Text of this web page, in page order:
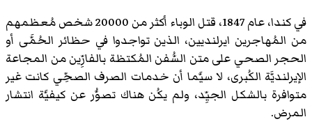
في كندا، عام 1847، قتل الوباء أكثر من 20000 شخص مُعظمهم
من المُهاجرين ايرلنديين، الذين تواجدوا في حظائر الحُمَّى أو
الحجر الصحي على متن السُّفن المُكتظة بالفارِّين من المجاعة
الإيرلنديَّة الكُبرى، لا سيَّما أن خدمات الصرف الصحِّي كانت غير
متوافرة بالشكل الجيِّد، ولم يكُن هناك تصوُّر عن كيفيَّة انتشار
المرض.